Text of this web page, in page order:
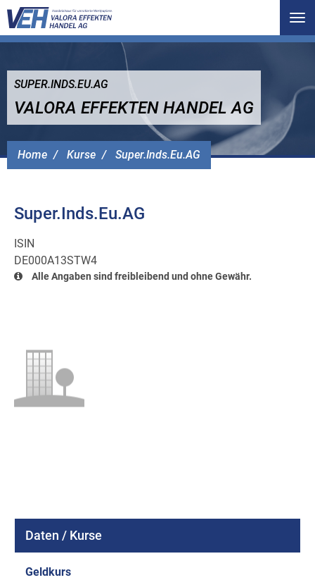
Home Kurse Super.Inds.Eu.AG
SUPER.INDS.EU.AG
VALORA EFFEKTEN HANDEL AG
Super.Inds.Eu.AG
ISIN
DE000A13STW4
Alle Angaben sind freibleibend und ohne Gewähr.
Daten / Kurse
Geldkurs